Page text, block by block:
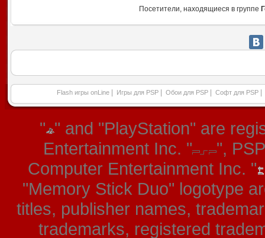
Посетители, находящиеся в группе
Flash игры onLine Игры для PSP Обои для PSP Софт для PSP
" " and "PlayStation" are
Entertainment Inc. "
",
Computer Entertainment Inc. "
"Memory Stick Duo" logotype
titles, publisher names,
trademarks, registered